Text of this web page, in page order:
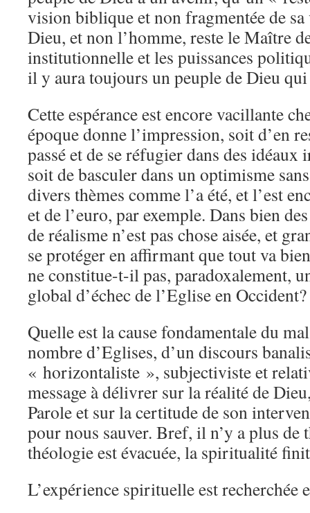
vision biblique et non fragmentée de
Dieu, et non l’homme, reste le Maître
institutionnelle et les puissances
il y aura toujours un peuple de Dieu
Cette espérance est encore vacillante
époque donne l’impression, soit d’en
passé et de se réfugier dans des idéaux
soit de basculer dans un optimisme
divers thèmes comme l’a été, et l’est
et de l’euro, par exemple. Dans bien
de réalisme n’est pas chose aisée, et
se protéger en affirmant que tout va
ne constitue-t-il pas, paradoxalement,
global d’échec de l’Eglise en Occident?
Quelle est la cause fondamentale du
nombre d’Eglises, d’un discours
« horizontaliste », subjectiviste et
message à délivrer sur la réalité de
Parole et sur la certitude de son
pour nous sauver. Bref, il n’y a plus de
théologie est évacuée, la spiritualité
L’expérience spirituelle est recherchée